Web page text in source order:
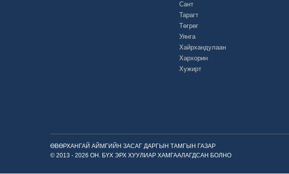
Сант
Тарагт
Төгрөг
Уянга
Хайрхандулаан
Хархорин
Хужирт
ӨВӨРХАНГАЙ АЙМГИЙН ЗАСАГ ДАРГЫН ТАМГЫН ГАЗАР
© 2013 - 2026 ОН. БҮХ ЭРХ ХУУЛИАР ХАМГААЛАГДСАН БОЛНО